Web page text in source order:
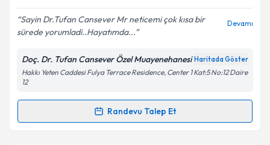
E-posta Adresiniz
Kişisel verilerimin işlenmesine ilişkinAydınlatma
kapsamda işlenmesini kabul ediyorum.
Sayin Dr.Tufan Cansever Mr neticemi çok kısa bir
sürede yorumladi..Hayatımda...
Devamı
Doç. Dr. Tufan Cansever Özel Muayenehanesi Haritada Göster
Hakkı Yeten Caddesi Fulya Terrace Residence, Center 1 Kat:5 No:12 Daire
12
Randevu Talep Et
Randevu Takvimi Talebi